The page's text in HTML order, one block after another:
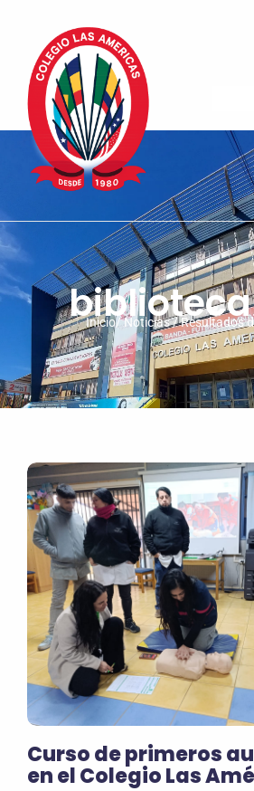
biblioteca
Inicio/ Noticias / Resultados
Curso de primeros
en el Colegio Las